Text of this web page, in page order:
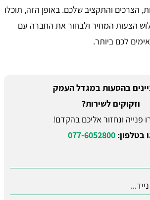
הצרכים והתקציב שלכם. באופן הזה, תוכלו
הצעות המחיר ולבחור את החברה עם
לכם ביותר.
בהסעות במגדל העמק
וזקוקים לשירות?
פנייה ונחזור אליכם בהקדם!
בטלפון:077-6052800